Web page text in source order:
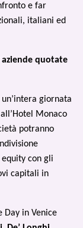
e far
italiani ed
aziende quotate
giornata
Monaco
potranno
con gli
capitali in
Day in Venice